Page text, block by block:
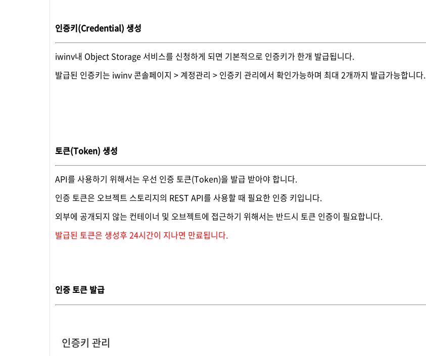
인증키(Credential) 생성
iwinv내 Object Storage 서비스를 신청하게 되면 기본적으로 인증키가 한개 발급됩니다.
발급된 인증키는 iwinv 콘솔페이지 > 계정관리 > 인증키 관리에서 확인가능하며 최대 2개까지 발급가능합니다.
토큰(Token) 생성
API를 사용하기 위해서는 우선 인증 토큰(Token)을 발급 받아야 합니다.
인증 토큰은 오브젝트 스토리지의 REST API를 사용할 때 필요한 인증 키입니다.
외부에 공개되지 않는 컨테이너 및 오브젝트에 접근하기 위해서는 반드시 토큰 인증이 필요합니다.
발급된 토큰은 생성후 24시간이 지나면 만료됩니다.
인증 토큰 발급